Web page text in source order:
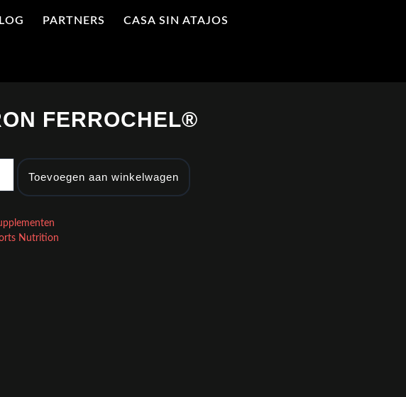
PARTNERS CASA SIN ATAJOS
FERROCHEL®
aantal
Toevoegen aan winkelwagen
Nutrition